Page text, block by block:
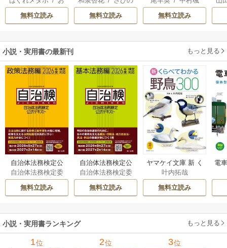
おのいも/昌未
無料立読み
意外と楽しい新生
活
ぶち
無料立読み
雛宮蝶鼠とりかえ
伝～
希/ゆき哉
無料立読み
小説・実用書の最新刊 もっと見る
自治体法務検定公
式テキスト 政策
法務編 ２０２６
年度検定対応 1巻
自治体法務検定委
員会
無料立読み
自治体法務検定公
式テキスト 基本
法務編 ２０２６
年度検定対応 1巻
自治体法務検定委
員会
無料立読み
ヤマケイ文庫 新 く
らべてわかる野鳥3
00 1巻
叶内拓哉
無料立読み
電
小説・実用書ランキング もっと見る
1位 2位 3位